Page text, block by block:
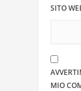
SITO
MIO